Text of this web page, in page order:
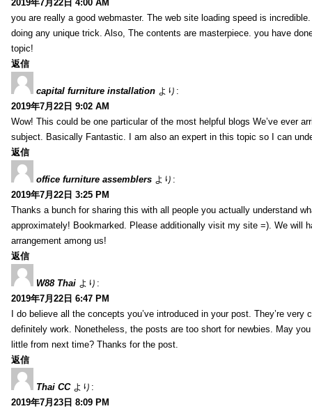
2019年7月22日 4:00 AM
you are really a good webmaster. The web site loading speed is
doing any unique trick. Also, The contents are masterpiece. you have
topic!
返信
capital furniture installation より:
2019年7月22日 9:02 AM
Wow! This could be one particular of the most helpful blogs We’ve ever
subject. Basically Fantastic. I am also an expert in this topic so I can
返信
office furniture assemblers より:
2019年7月22日 3:25 PM
Thanks a bunch for sharing this with all people you actually understand
approximately! Bookmarked. Please additionally visit my site =). We will
arrangement among us!
返信
W88 Thai より:
2019年7月22日 6:47 PM
I do believe all the concepts you’ve introduced in your post. They’re very
definitely work. Nonetheless, the posts are too short for newbies. May
little from next time? Thanks for the post.
返信
Thai CC より:
2019年7月23日 8:09 PM